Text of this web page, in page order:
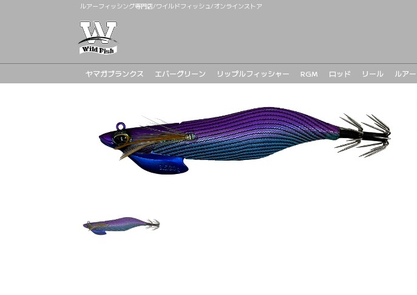
ルアーフィッシング専門店/ワイルドフィッシュ/オンラインストア
ヤマガブランクス エバーグリーン リップルフィッシャー RGM
ロッド
リール
ルアー